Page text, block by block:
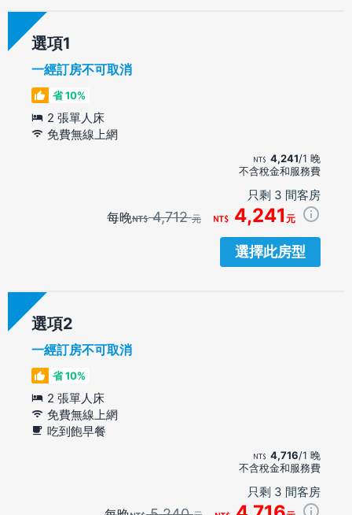
選項
一經訂房不可取消
省 10%
2 張單人床
免費無線上網
4,241/1 晚
不含稅金和服務費
只剩 3 間客房
每晚 4,712元 4,241 元
選擇此房型
選項
一經訂房不可取消
省 10%
2 張單人床
免費無線上網
吃到飽早餐
4,716/1 晚
不含稅金和服務費
只剩 3 間客房